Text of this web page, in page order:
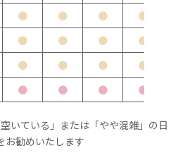
● ● ● ●
● ● ● ●
● ● ● ●
● ● ● ●
いている」または「やや混雑」の日
お勧めいたします